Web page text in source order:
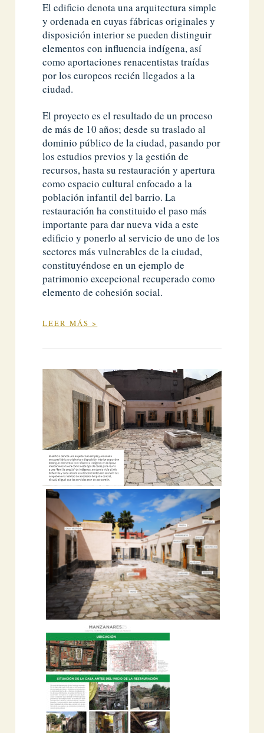
El edificio denota una arquitectura simple
y ordenada en cuyas fábricas originales y
disposición interior se pueden distinguir
elementos con influencia indígena, así
como aportaciones renacentistas traídas
por los europeos recién llegados a la
ciudad.
El proyecto es el resultado de un proceso
de más de 10 años; desde su traslado al
dominio público de la ciudad, pasando por
los estudios previos y la gestión de
recursos, hasta su restauración y apertura
como espacio cultural enfocado a la
población infantil del barrio. La
restauración ha constituido el paso más
importante para dar nueva vida a este
edificio y ponerlo al servicio de uno de los
sectores más vulnerables de la ciudad,
constituyéndose en un ejemplo de
patrimonio excepcional recuperado como
elemento de cohesión social.
LEER MÁS >